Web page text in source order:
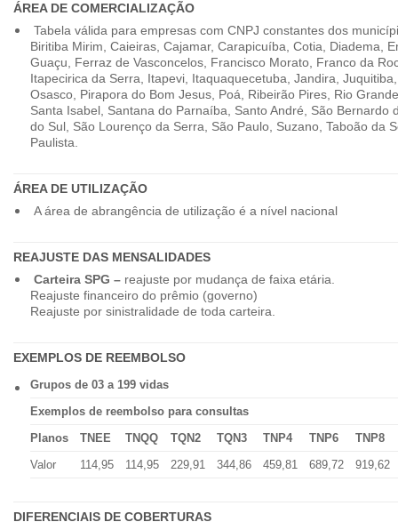
ÁREA DE COMERCIALIZAÇÃO
Tabela válida para empresas com CNPJ constantes dos
Biritiba Mirim, Caieiras, Cajamar, Carapicuíba, Cotia, Diadema,
Guaçu, Ferraz de Vasconcelos, Francisco Morato, Franco da
Itapecirica da Serra, Itapevi, Itaquaquecetuba, Jandira,
Osasco, Pirapora do Bom Jesus, Poá, Ribeirão Pires, Rio
Santa Isabel, Santana do Parnaíba, Santo André, São Bernardo
do Sul, São Lourenço da Serra, São Paulo, Suzano, Taboão da
Paulista.
ÁREA DE UTILIZAÇÃO
A área de abrangência de utilização é a nível nacional
REAJUSTE DAS MENSALIDADES
Carteira SPG –reajuste por mudança de faixa etária.
Reajuste financeiro do prêmio (governo)
Reajuste por sinistralidade de toda carteira.
EXEMPLOS DE REEMBOLSO
Grupos de 03 a 199 vidas
Exemplos de reembolso para consultas
Planos
TNEE TNQQ TQN2 TQN3 TNP4 TNP6
TNP8
Valor
114,95 114,95 229,91 344,86 459,81 689,72 919,62
DIFERENCIAIS DE COBERTURAS